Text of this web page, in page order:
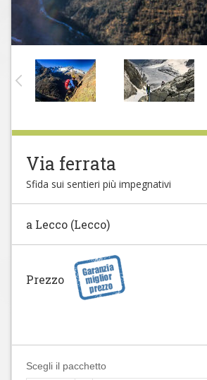
Via ferrata
Sfida sui sentieri più impegnativi
a Lecco (Lecco)
Prezzo
Scegli il pacchetto